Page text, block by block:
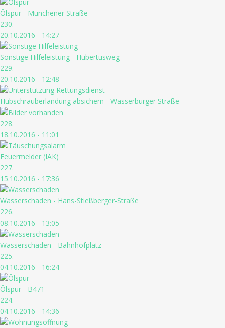
Ölspur - Münchener Straße
230.
20.10.2016 - 14:27
Sonstige Hilfeleistung - Hubertusweg
229.
20.10.2016 - 12:48
Hubschrauberlandung absichern - Wasserburger Straße
228.
18.10.2016 - 11:01
Feuermelder (IAK)
227.
15.10.2016 - 17:36
Wasserschaden - Hans-Stießberger-Straße
226.
08.10.2016 - 13:05
Wasserschaden - Bahnhofplatz
225.
04.10.2016 - 16:24
Ölspur - B471
224.
04.10.2016 - 14:36